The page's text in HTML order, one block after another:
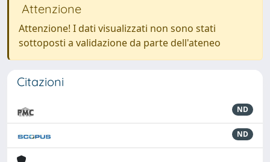
Attenzione
Attenzione! I dati visualizzati non sono stati
sottoposti a validazione da parte dell'ateneo
Citazioni
ND
ND